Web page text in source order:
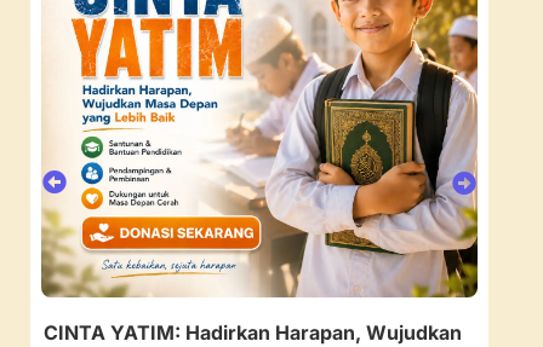
CINTA YATIM: Hadirkan Harapan, Wujudkan